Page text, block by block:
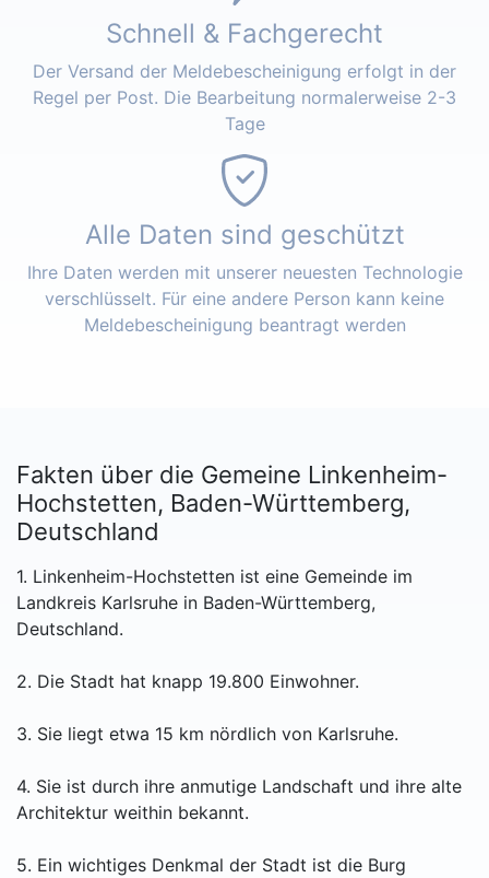
Schnell & Fachgerecht
Der Versand der Meldebescheinigung erfolgt in der
Regel per Post. Die Bearbeitung normalerweise 2-3
Tage
Alle Daten sind geschützt
Ihre Daten werden mit unserer neuesten Technologie
verschlüsselt. Für eine andere Person kann keine
Meldebescheinigung beantragt werden
Fakten über die Gemeine Linkenheim-
Hochstetten, Baden-Württemberg,
Deutschland
1. Linkenheim-Hochstetten ist eine Gemeinde im
Landkreis Karlsruhe in Baden-Württemberg,
Deutschland.
2. Die Stadt hat knapp 19.800 Einwohner.
3. Sie liegt etwa 15 km nördlich von Karlsruhe.
4. Sie ist durch ihre anmutige Landschaft und ihre alte
Architektur weithin bekannt.
5. Ein wichtiges Denkmal der Stadt ist die Burg